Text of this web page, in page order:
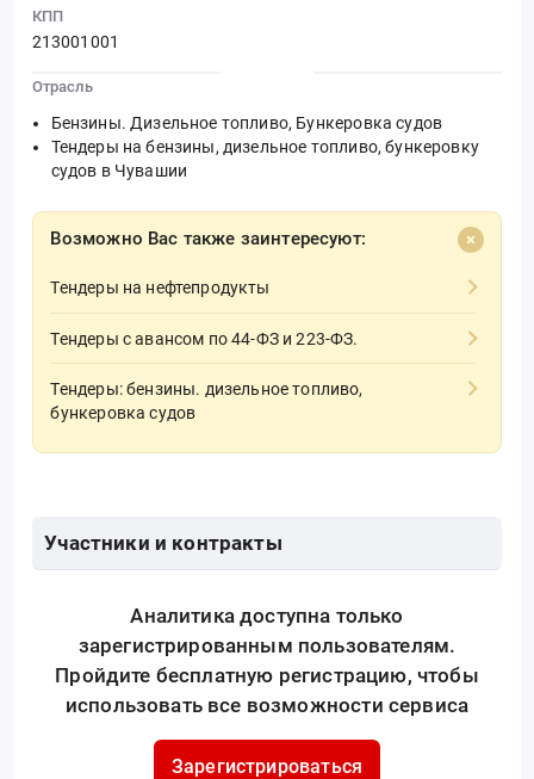
КПП
213001001
Отрасль
Бензины. Дизельное топливо, Бункеровка судов
Тендеры на бензины, дизельное топливо, бункеровку
судов в Чувашии
Возможно Вас также заинтересуют:
Тендеры на нефтепродукты
Тендеры с авансом по 44-ФЗ и 223-ФЗ.
Тендеры: бензины. дизельное топливо,
бункеровка судов
Участники и контракты
Аналитика доступна только
зарегистрированным пользователям.
Пройдите бесплатную регистрацию, чтобы
использовать все возможности сервиса
Зарегистрироваться